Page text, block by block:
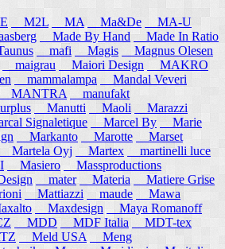
M2L MA Ma&De
MA-U
Made By Hand
Made In Ratio
mafi Magis
Magnus Olesen
maigrau Maiori Design
MAKRO
mammalampa
Mandal Veveri
MANTRA
manufakt
Manutti Maoli
Marazzi
Signaletique Marcel By
Marie
Markanto Marotte
Marset
Martela Oyj Martex
martinelli luce
Masiero
Massproductions
mater Materia
Matiere Grise
Mattiazzi maude
Mawa
Maxdesign
Maya Romanoff
MDD MDF Italia
MDT-tex
Meld USA
Meng